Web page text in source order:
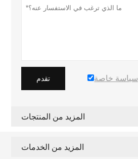
تقدم سياسة خاصة
المزيد من المنتجات
المزيد من الخدمات